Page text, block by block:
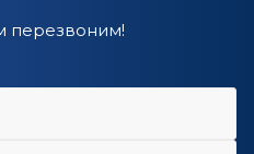
перезвоним!